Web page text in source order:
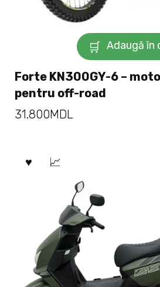
Adaugă în
Forte KN300GY-6 –
pentru off-road
31.800MDL